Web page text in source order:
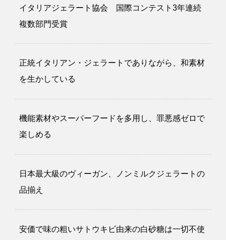
イタリアジェラート協会 国際コンテスト3年連続
複数部門受賞
正統イタリアン・ジェラートでありながら、和素材
を生かしている
機能素材やスーパーフードを多用し、罪悪感ゼロで
楽しめる
日本最大級のヴィーガン、ノンミルクジェラートの
品揃え
安価で味の粗いサトウキビ由来の白砂糖は一切不使